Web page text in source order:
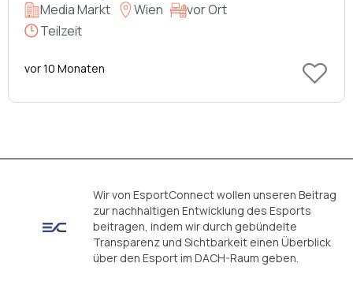
Media Markt Wien
vor Ort
Teilzeit
vor 10 Monaten
Wir von EsportConnect wollen unseren Beitrag
zur nachhaltigen Entwicklung des Esports
beitragen, indem wir durch gebündelte
Transparenz und Sichtbarkeit einen Überblick
über den Esport im DACH-Raum geben.